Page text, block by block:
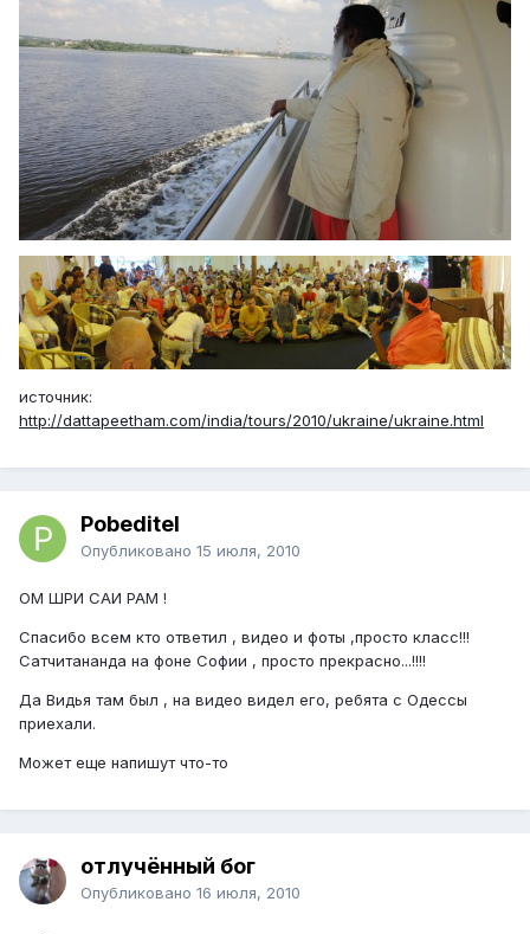
источник:
http://dattapeetham.com/india/tours/2010/ukraine/ukraine.html
Pobeditel
Опубликовано 15 июля, 2010
ОМ ШРИ САИ РАМ !
Спасибо всем кто ответил , видео и фоты ,просто класс!!!
Сатчитананда на фоне Софии , просто прекрасно...!!!!
Да Видья там был , на видео видел его, ребята с Одессы
приехали.
Может еще напишут что-то
отлучённый бог
Опубликовано 16 июля, 2010